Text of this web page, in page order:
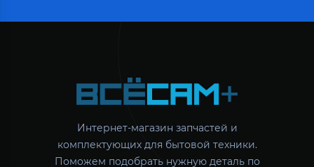
Интернет-магазин запчастей и
комплектующих для бытовой техники.
Поможем подобрать нужную деталь по